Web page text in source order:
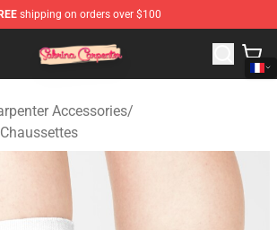
shipping on orders over $100
Shop - Official Sabrina Carpenter
Accessories/